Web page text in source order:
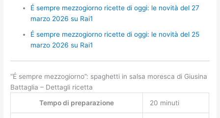
É sempre mezzogiorno ricette di oggi: le novità del 27
marzo 2026 su Rai1
É sempre mezzogiorno ricette di oggi: le novità del 25
marzo 2026 su Rai1
“É sempre mezzogiorno”: spaghetti in salsa moresca di Giusina
Battaglia – Dettagli ricetta
Tempo di preparazione
20 minuti